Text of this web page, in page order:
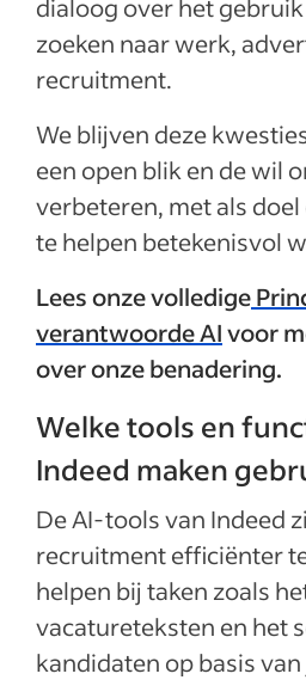
dialoog over het
zoeken naar werk,
recruitment.
We blijven deze
een open blik en de wil
verbeteren, met als
te helpen betekenisvol
Lees onze volledige
verantwoorde AIvoor
over onze benadering.
Welke tools en
Indeed maken
De AI-tools van Indeed
recruitment efficiënter
helpen bij taken zoals
vacatureteksten en het
kandidaten op basis